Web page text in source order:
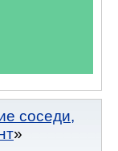
соседи,